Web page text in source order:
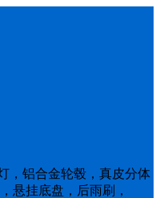
，铝合金轮毂，真皮分体
悬挂底盘，后雨刷，